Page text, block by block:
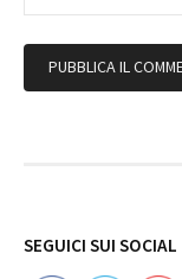
SEGUICI SUI SOCIAL